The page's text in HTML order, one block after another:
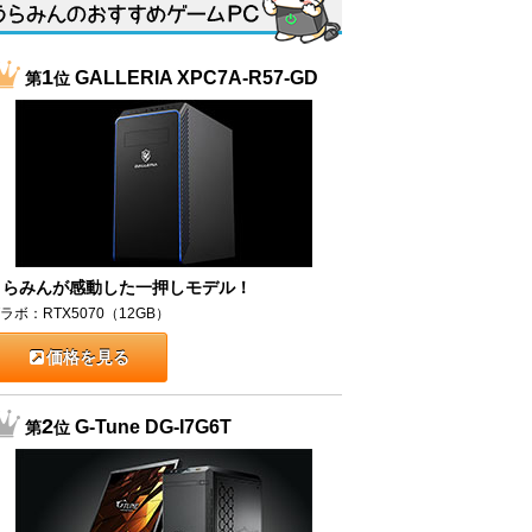
第1位GALLERIA XPC7A-R57-GD
みんが感動した一押しモデル！
ボ：RTX5070（12GB）
価格を見る
第2位G-Tune DG-I7G6T